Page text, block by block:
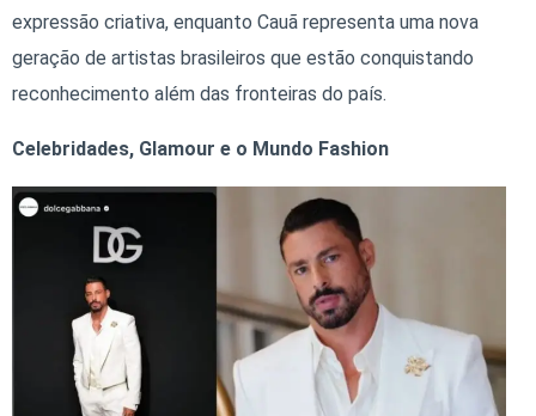
expressão criativa, enquanto Cauã representa uma nova
geração de artistas brasileiros que estão conquistando
reconhecimento além das fronteiras do país.
Celebridades, Glamour e o Mundo Fashion